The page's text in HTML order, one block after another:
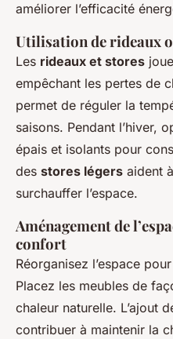
améliorer l’efficacité
Utilisation de rideaux
Les rideaux et stores
empêchant les pertes de
permet de réguler la
saisons. Pendant l’hiver,
épais et isolants pour
des stores légers aident
surchauffer l’espace.
Aménagement de
confort
Réorganisez l’espace
Placez les meubles de
chaleur naturelle. L’ajout
contribuer à maintenir la